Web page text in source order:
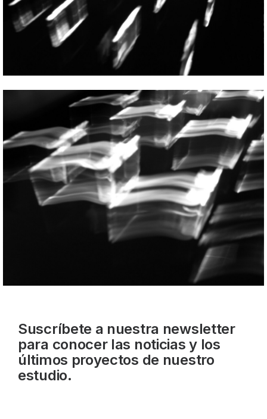
Suscríbete a nuestra newsletter
para conocer las noticias y los
últimos proyectos de nuestro
estudio.